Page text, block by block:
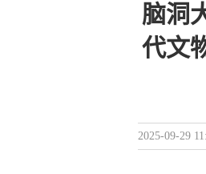
脑洞
代文
2025-09-29